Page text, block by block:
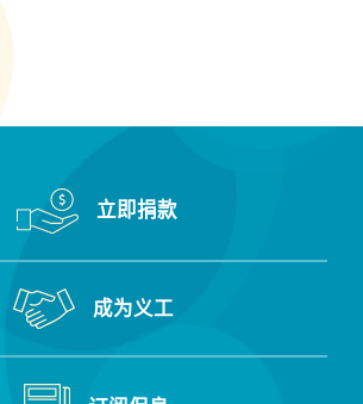
立即捐款
成为义工